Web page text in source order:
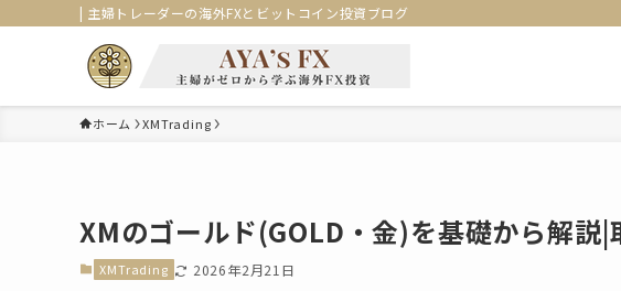
| 主婦トレーダーの海外FXとビットコイン投資ブログ
ホーム XMTrading
XMのゴールド(GOLD・金)を基礎から解説|
XMTrading 2026年2月21日